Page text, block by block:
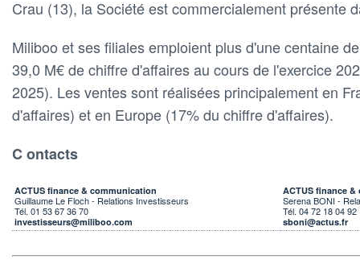
Crau (13), la Société est commercialement présente
Miliboo et ses filiales emploient plus d'une centaine
39,0 M€ de chiffre d'affaires au cours de l'exercice
2025). Les ventes sont réalisées principalement en
d'affaires) et en Europe (17% du chiffre d'affaires).
C ontacts
ACTUS finance & communication
Guillaume Le Floch - Relations Investisseurs
Tél. 01 53 67 36 70
investisseurs@miliboo.com
ACTUS finance
Serena BONI -
Tél. 04 72 18 04 92
sboni@actus.fr